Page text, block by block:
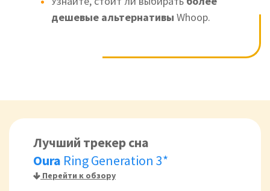
дешевые альтернативы Whoop.
Лучший трекер сна
Oura Ring Generation 3*
Перейти к обзору